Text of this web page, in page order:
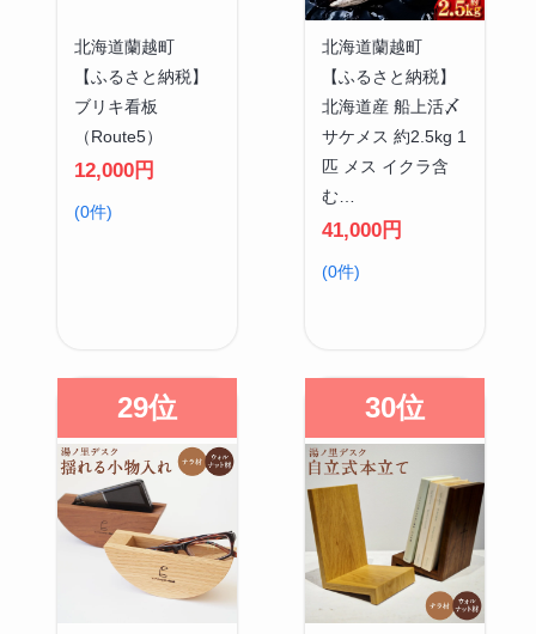
北海道蘭越町
【ふるさと納税】
ブリキ看板
（Route5）
12,000円
(0件)
北海道蘭越町
【ふるさと納税】
北海道産 船上活〆
サケメス 約2.5kg 1
匹 メス イクラ含
む…
41,000円
(0件)
29位 30位